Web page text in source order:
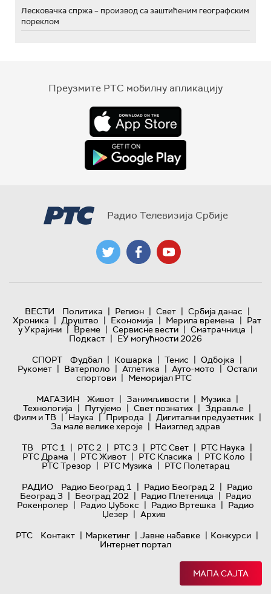
Лесковачка спржа – производ са заштићеним географским
пореклом
Преузмите РТС мобилну апликацију
Радио Телевизија Србије
ВЕСТИ Политика | Регион | Свет | Србија данас |
Хроника | Друштво | Економија | Мерила времена | Рат
у Украјини | Време | Сервисне вести | Сматрачница |
Подкаст | ЕУ могућности 2026
СПОРТ
Фудбал | Кошарка | Тенис | Одбојка |
Рукомет | Ватерполо | Атлетика | Ауто-мото | Остали
спортови | Меморијал РТС
МАГАЗИН
Живот | Занимљивости | Музика |
Технологијa | Путујемо | Свет познатих | Здравље |
Филм и ТВ | Наука | Природа | Дигитални предузетник |
За мале велике хероје | Наизглед здрав
ТВ
РТС 1 | РТС 2 | РТС 3 | РТС Свет | РТС Наука |
РТС Драма | РТС Живот | РТС Класика | РТС Коло |
РТС Трезор | РТС Музика | РТС Полетарац
РАДИО
Радио Београд 1 | Радио Београд 2 | Радио
Београд 3 | Београд 202 | Радио Плетеница | Радио
Рокенролер | Радио Џубокс | Радио Вртешка | Радио
Џезер | Архив
РТС
Контакт | Маркетинг | Јавне набавке | Конкурси |
Интернет портал
МАПА САЈТА